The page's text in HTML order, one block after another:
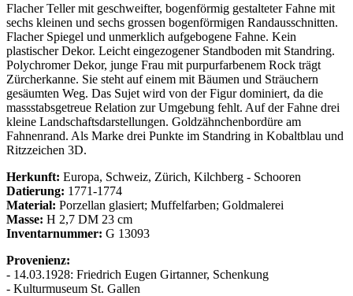
Flacher Teller mit geschweifter, bogenförmig gestalteter Fahne mit
sechs kleinen und sechs grossen bogenförmigen Randausschnitten.
Flacher Spiegel und unmerklich aufgebogene Fahne. Kein
plastischer Dekor. Leicht eingezogener Standboden mit Standring.
Polychromer Dekor, junge Frau mit purpurfarbenem Rock trägt
Zürcherkanne. Sie steht auf einem mit Bäumen und Sträuchern
gesäumten Weg. Das Sujet wird von der Figur dominiert, da die
massstabsgetreue Relation zur Umgebung fehlt. Auf der Fahne drei
kleine Landschaftsdarstellungen. Goldzähnchenbordüre am
Fahnenrand. Als Marke drei Punkte im Standring in Kobaltblau und
Ritzzeichen 3D.
Herkunft: Europa, Schweiz, Zürich, Kilchberg - Schooren
Datierung: 1771-1774
Material: Porzellan glasiert; Muffelfarben; Goldmalerei
Masse: H 2,7 DM 23 cm
Inventarnummer: G 13093
Provenienz:
- 14.03.1928: Friedrich Eugen Girtanner, Schenkung
- Kulturmuseum St. Gallen